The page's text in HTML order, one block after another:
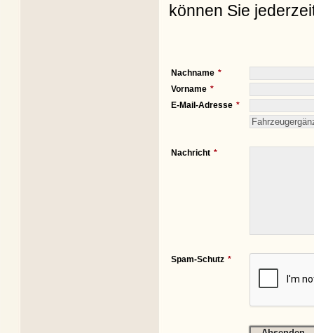
können Sie
Nachname
Vorname
E-Mail-Adresse
Nachricht
Spam-Schutz